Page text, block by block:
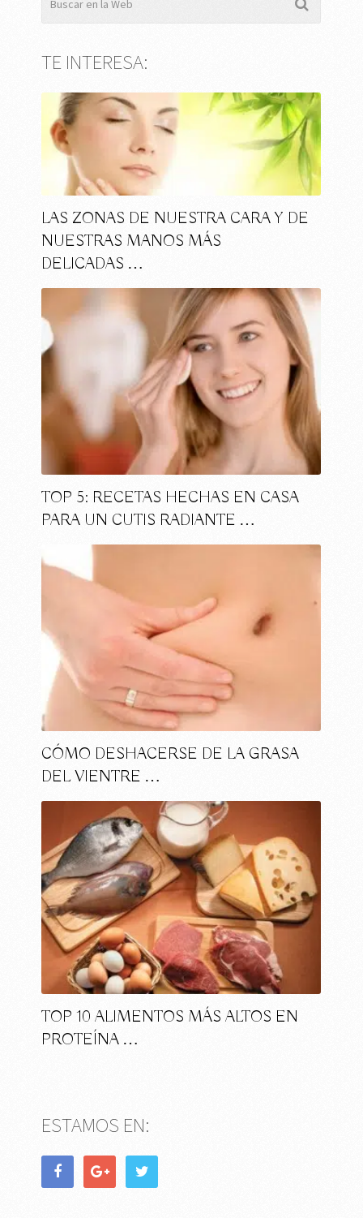
TE INTERESA:
LAS ZONAS DE NUESTRA CARA Y DE
NUESTRAS MANOS MÁS
DELICADAS …
TOP 5: RECETAS HECHAS EN CASA
PARA UN CUTIS RADIANTE …
CÓMO DESHACERSE DE LA GRASA
DEL VIENTRE …
TOP 10 ALIMENTOS MÁS ALTOS EN
PROTEÍNA …
ESTAMOS EN: